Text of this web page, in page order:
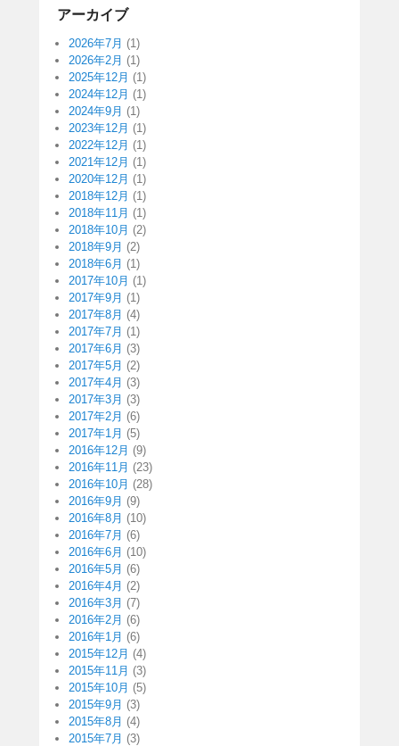
アーカイブ
2026年7月 (1)
2026年2月 (1)
2025年12月 (1)
2024年12月 (1)
2024年9月 (1)
2023年12月 (1)
2022年12月 (1)
2021年12月 (1)
2020年12月 (1)
2018年12月 (1)
2018年11月 (1)
2018年10月 (2)
2018年9月 (2)
2018年6月 (1)
2017年10月 (1)
2017年9月 (1)
2017年8月 (4)
2017年7月 (1)
2017年6月 (3)
2017年5月 (2)
2017年4月 (3)
2017年3月 (3)
2017年2月 (6)
2017年1月 (5)
2016年12月 (9)
2016年11月 (23)
2016年10月 (28)
2016年9月 (9)
2016年8月 (10)
2016年7月 (6)
2016年6月 (10)
2016年5月 (6)
2016年4月 (2)
2016年3月 (7)
2016年2月 (6)
2016年1月 (6)
2015年12月 (4)
2015年11月 (3)
2015年10月 (5)
2015年9月 (3)
2015年8月 (4)
2015年7月 (3)